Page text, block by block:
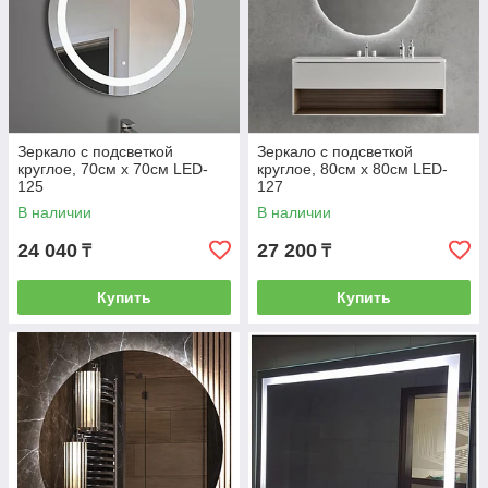
Зеркало с подсветкой
круглое, 70см х 70см LED-
125
В наличии
24 040 ₸
Купить
Зеркало с подсветкой
круглое, 80см х 80см LED-
127
В наличии
27 200 ₸
Купить